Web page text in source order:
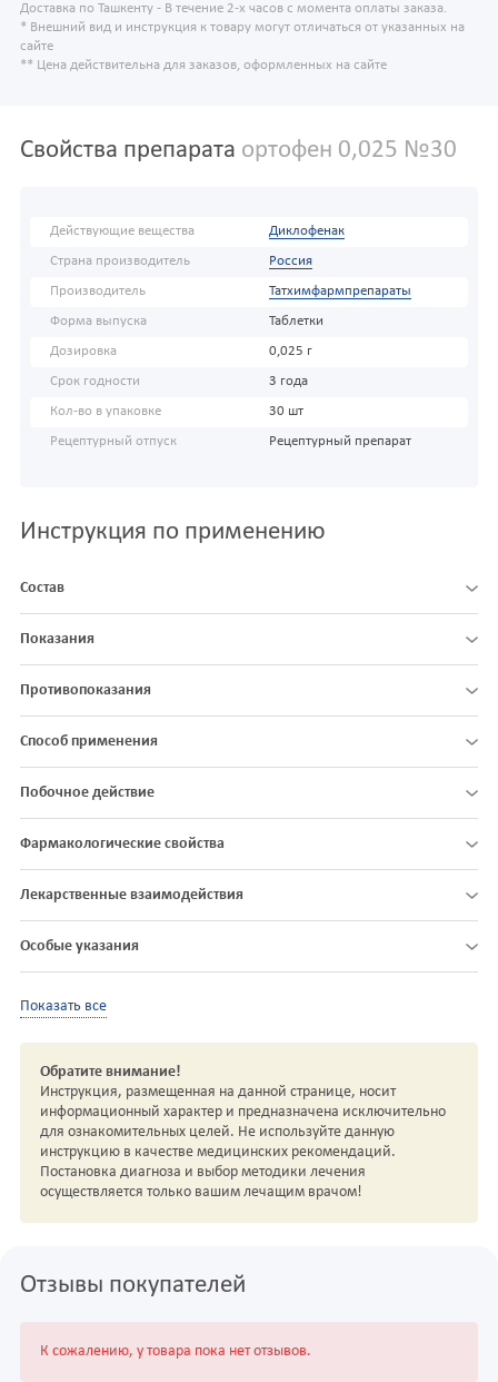
Доставка по Ташкенту - В течение 2-х часов с момента оплаты заказа.
* Внешний вид и инструкция к товару могут отличаться от указанных на
сайте
** Цена действительна для заказов, оформленных на сайте
Свойства препарата ортофен 0,025 №30
Действующие вещества Диклофенак
Страна производитель Россия
Производитель Татхимфармпрепараты
Форма выпуска Таблетки
Дозировка 0,025 г
Срок годности 3 года
Кол-во в упаковке 30 шт
Рецептурный отпуск Рецептурный препарат
Инструкция по применению
Состав
Показания
Противопоказания
Способ применения
Побочное действие
Фармакологические свойства
Лекарственные взаимодействия
Особые указания
Показать все
Обратите внимание!
Инструкция, размещенная на данной странице, носит
информационный характер и предназначена исключительно
для ознакомительных целей. Не используйте данную
инструкцию в качестве медицинских рекомендаций.
Постановка диагноза и выбор методики лечения
осуществляется только вашим лечащим врачом!
Отзывы покупателей
К сожалению, у товара пока нет отзывов.